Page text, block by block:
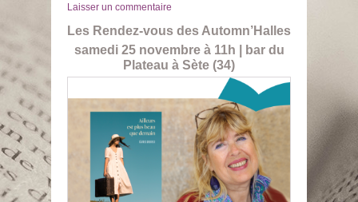
le
Laisser un commentaire
Les Rendez-vous des Automn’Halles
samedi 25 novembre à 11h |
bar du
Plateau à Sète (34)